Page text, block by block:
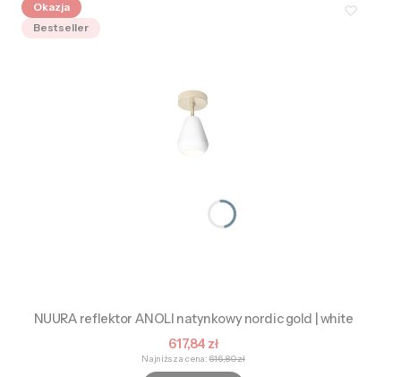
Okazja
Bestseller
NUURA reflektor ANOLI natynkowy nordic gold | white
Cena promocyjna
617,84 zł
Najniższa cena: 616,80 zł